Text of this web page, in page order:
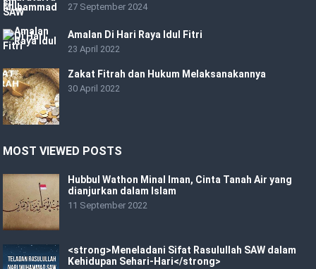
27 September 2024
Amalan Di Hari Raya Idul Fitri
23 April 2022
Zakat Fitrah dan Hukum Melaksanakannya
30 April 2022
MOST VIEWED POSTS
Hubbul Wathon Minal Iman, Cinta Tanah Air yang
dianjurkan dalam Islam
11 September 2022
<strong>Meneladani Sifat Rasulullah SAW dalam
Kehidupan Sehari-Hari</strong>